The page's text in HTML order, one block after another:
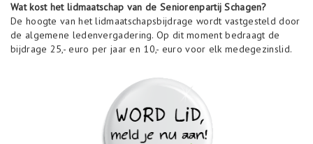
Wat kost het lidmaatschap van de Seniorenpartij Schagen?
De hoogte van het lidmaatschapsbijdrage wordt vastgesteld door
de algemene ledenvergadering. Op dit moment bedraagt de
bijdrage 25,- euro per jaar en 10,- euro voor elk medegezinslid.